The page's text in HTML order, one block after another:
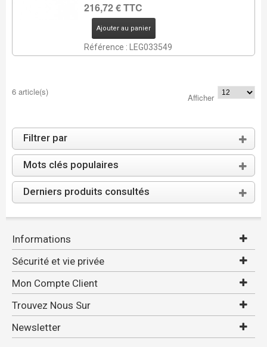
216,72 € TTC
Ajouter au panier
Référence : LEG033549
6 article(s)
Afficher
Filtrer par
Mots clés populaires
Derniers produits consultés
Informations
Sécurité et vie privée
Mon Compte Client
Trouvez Nous Sur
Newsletter